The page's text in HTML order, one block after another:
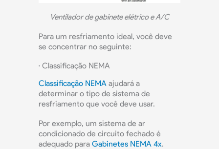
Ventilador de gabinete elétrico e A/C
Para um resfriamento ideal, você deve
se concentrar no seguinte:
· Classificação NEMA
Classificação NEMA ajudará a
determinar o tipo de sistema de
resfriamento que você deve usar.
Por exemplo, um sistema de ar
condicionado de circuito fechado é
adequado para Gabinetes NEMA 4x.